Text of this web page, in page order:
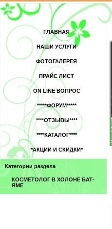
ГЛАВНАЯ
НАШИ УСЛУГИ
ФОТОГАЛЕРЕЯ
ПРАЙС ЛИСТ
ON LINE ВОПРОС
*****ФОРУМ*****
****ОТЗЫВЫ****
****КАТАЛОГ****
*АКЦИИ И СКИДКИ*
Категории раздела
КОСМЕТОЛОГ В ХОЛОНЕ БАТ-
ЯМЕ